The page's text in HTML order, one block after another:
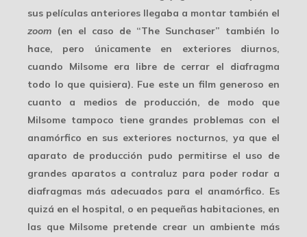
sus películas anteriores llegaba a montar también el
zoom (en el caso de “The Sunchaser” también lo
hace, pero únicamente en exteriores diurnos,
cuando Milsome era libre de cerrar el diafragma
todo lo que quisiera). Fue este un film generoso en
cuanto a medios de producción, de modo que
Milsome tampoco tiene grandes problemas con el
anamórfico en sus exteriores nocturnos, ya que el
aparato de producción pudo permitirse el uso de
grandes aparatos a contraluz para poder rodar a
diafragmas más adecuados para el anamórfico. Es
quizá en el hospital, o en pequeñas habitaciones, en
las que Milsome pretende crear un ambiente más